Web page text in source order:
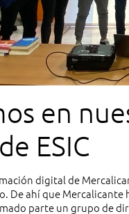
en
ESIC
digital de
De ahí que Mercalicante
parte un grupo de